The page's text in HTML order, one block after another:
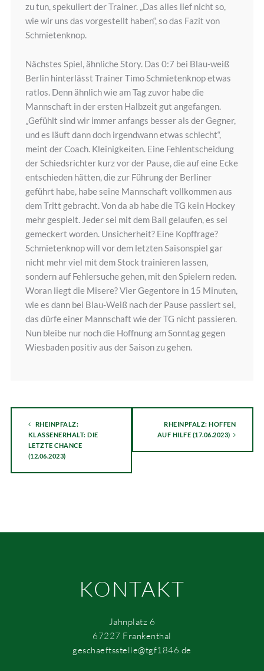
zu tun, spekuliert der Trainer. „Das alles lief nicht so,
wie wir uns das vorgestellt haben“, so das Fazit von
Schmietenknop.
Nächstes Spiel, ähnliche Story. Das 0:7 bei Blau-weiß
Berlin hinterlässt Trainer Timo Schmietenknop etwas
ratlos. Denn ähnlich wie am Tag zuvor habe die
Mannschaft in der ersten Halbzeit gut angefangen.
„Gefühlt sind wir immer anfangs besser als der Gegner,
und es läuft dann doch irgendwann etwas schlecht“,
meint der Coach. Kleinigkeiten. Eine Fehlentscheidung
der Schiedsrichter kurz vor der Pause, die auf eine Ecke
entschieden hätten, die zur Führung der Berliner
geführt habe, habe seine Mannschaft vollkommen aus
dem Tritt gebracht. Von da ab habe die TG kein Hockey
mehr gespielt. Jeder sei mit dem Ball gelaufen, es sei
gemeckert worden. Unsicherheit? Eine Kopffrage?
Schmietenknop will vor dem letzten Saisonspiel gar
nicht mehr viel mit dem Stock trainieren lassen,
sondern auf Fehlersuche gehen, mit den Spielern reden.
Woran liegt die Misere? Vier Gegentore in 15 Minuten,
wie es dann bei Blau-Weiß nach der Pause passiert sei,
das dürfe einer Mannschaft wie der TG nicht passieren.
Nun bleibe nur noch die Hoffnung am Sonntag gegen
Wiesbaden positiv aus der Saison zu gehen.
RHEINPFALZ:
KLASSENERHALT: DIE
LETZTE CHANCE
(12.06.2023)
RHEINPFALZ: HOFFEN
AUF HILFE (17.06.2023)
KONTAKT
Jahnplatz 6
67227 Frankenthal
geschaeftsstelle@tgf1846.de